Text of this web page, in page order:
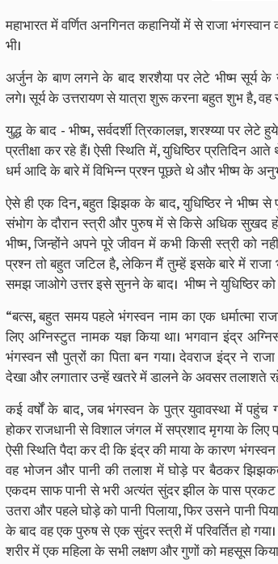
महाभारत में वर्णित अनगिनत कहानियों में से राजा
भी।
अर्जुन के बाण लगने के बाद शरशैया पर लेटे भीष्म सूर्य के
लगे। सूर्य के उत्तरायण से यात्रा शुरू करना बहुत शुभ है,
युद्ध के बाद - भीष्म, सर्वदर्शी त्रिकालज्ञ, शरश्य्या पर
प्रतीक्षा कर रहे हैं। ऐसी स्थिति में, युधिष्ठिर
धर्म आदि के बारे में विभिन्न प्रश्न पूछते थे और भीष्म के
ऐसे ही एक दिन, बहुत झिझक के बाद, युधिष्ठिर ने भीष्म
संभोग के दौरान स्त्री और पुरुष में से किसे अधिक सुखद
भीष्म, जिन्होंने अपने पूरे जीवन में कभी किसी स्त्री
प्रश्न तो बहुत जटिल है, लेकिन मैं तुम्हें इसके बारे में
समझ जाओगे उत्तर इसे सुनने के बाद। भीष्म ने युधिष्ठिर
“बत्स, बहुत समय पहले भंगस्वन नाम का एक धर्मात्मा
लिए अग्निस्टुत नामक यज्ञ किया था। भगवान इंद्र
भंगस्वन सौ पुत्रों का पिता बन गया। देवराज इंद्र ने
देखा और लगातार उन्हें खतरे में डालने के अवसर तलाशते
कई वर्षों के बाद, जब भंगस्वन के पुत्र युवावस्था में पहुंच
होकर राजधानी से विशाल जंगल में सप्रशाद मृगया के
ऐसी स्थिति पैदा कर दी कि इंद्र की माया के कारण
वह भोजन और पानी की तलाश में घोड़े पर बैठकर
एकदम साफ पानी से भरी अत्यंत सुंदर झील के पास
उतरा और पहले घोड़े को पानी पिलाया, फिर उसने पानी
के बाद वह एक पुरुष से एक सुंदर स्त्री में परिवर्तित हो
शरीर में एक महिला के सभी लक्षण और गुणों को महसूस